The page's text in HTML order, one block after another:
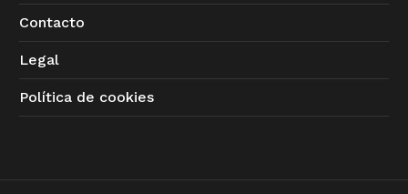
Contacto
Legal
Política de cookies